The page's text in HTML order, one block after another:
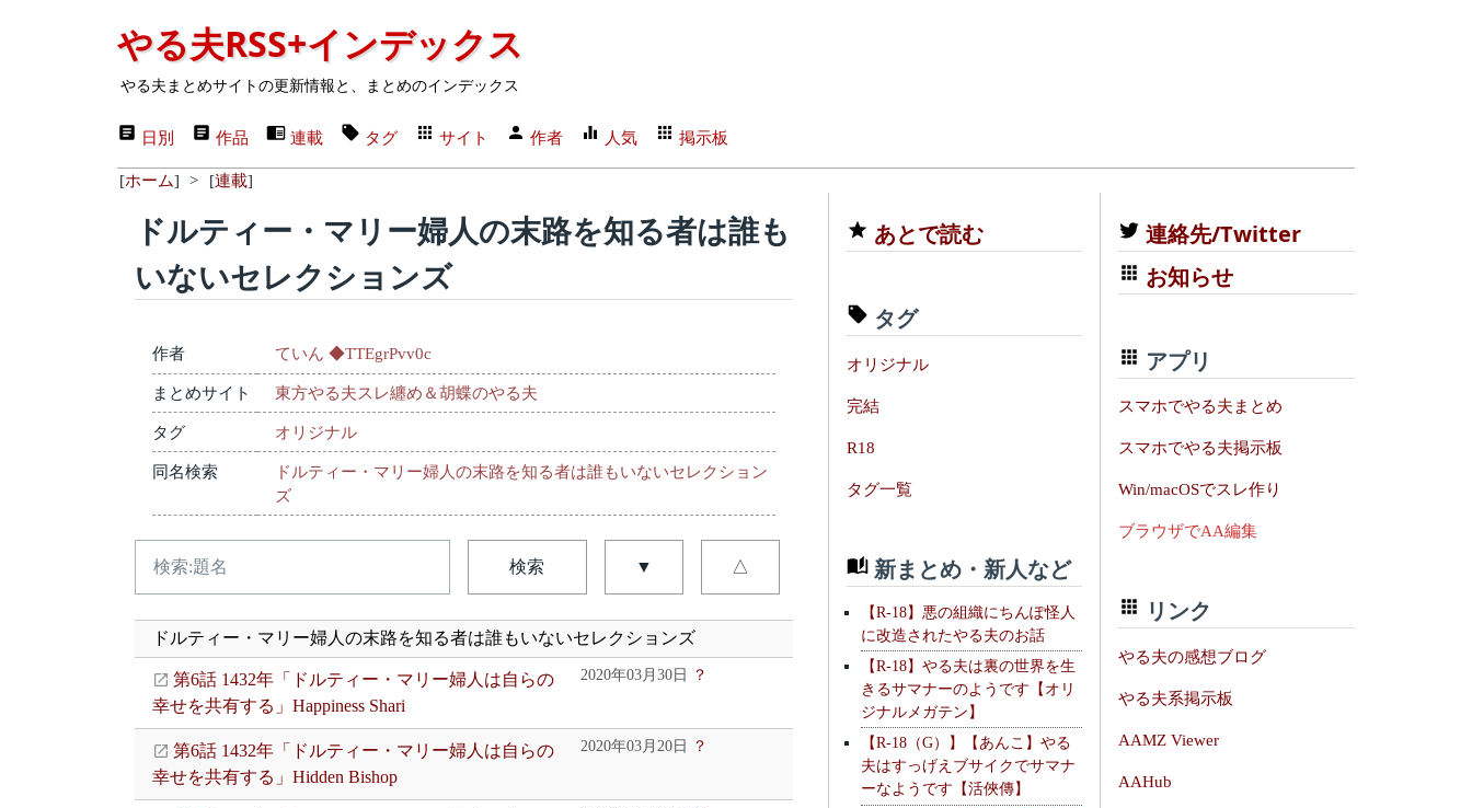
やる夫RSS+インデックス
やる夫まとめサイトの更新情報と、まとめのインデックス
日別 作品 連載 タグ サイト 作者 人気 掲示板
[ホーム] > [連載]
ドルティー・マリー婦人の末路を知る者は誰も
いないセレクションズ
作者 ていん ◆TTEgrPvv0c
まとめサイト 東方やる夫スレ纏め＆胡蝶のやる夫
タグ オリジナル
同名検索
ドルティー・マリー婦人の末路を知る者は誰もいないセレクション
ズ
検索 ▼ △
ドルティー・マリー婦人の末路を知る者は誰もいないセレクションズ
第6話 1432年「ドルティー・マリー婦人は自らの
幸せを共有する」Happiness Shari
2020年03月30日 ？
第6話 1432年「ドルティー・マリー婦人は自らの
幸せを共有する」Hidden Bishop
2020年03月20日 ？
あとで読む
タグ
オリジナル
完結
R18
タグ一覧
新まとめ・新人など
【R-18】悪の組織にちんぽ怪人
に改造されたやる夫のお話
【R-18】やる夫は裏の世界を生
きるサマナーのようです【オリ
ジナルメガテン】
【R-18（G）】【あんこ】やる
夫はすっげえブサイクでサマナ
ーなようです【活俠傳】
連絡先/Twitter
お知らせ
アプリ
スマホでやる夫まとめ
スマホでやる夫掲示板
Win/macOSでスレ作り
ブラウザでAA編集
リンク
やる夫の感想ブログ
やる夫系掲示板
AAMZ Viewer
AAHub